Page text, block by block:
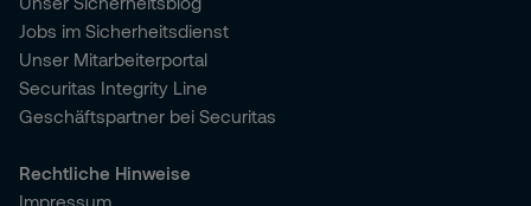
Jobs im Sicherheitsdienst
Unser Mitarbeiterportal
Securitas Integrity Line
Geschäftspartner bei Securitas
Rechtliche Hinweise
Impressum